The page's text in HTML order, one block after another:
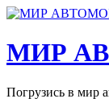
Перейти
содержимому
МИР
Погрузись в мир